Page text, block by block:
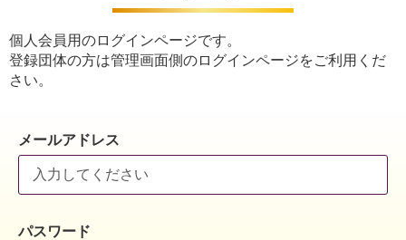
個人会員用のログインページです。
登録団体の方は管理画面側のログインページをご利用くだ
さい。
メールアドレス
パスワード